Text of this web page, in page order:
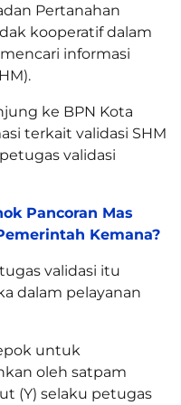
Pertanahan
kooperatif dalam
informasi
ke BPN Kota
terkait validasi SHM
validasi
Pancoran Mas
Kemana?
validasi itu
dalam pelayanan
untuk
oleh satpam
(Y) selaku petugas